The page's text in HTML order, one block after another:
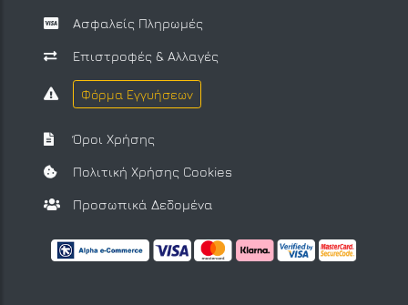
Ασφαλείς Πληρωμές
Επιστροφές & Αλλαγές
Φόρμα Εγγυήσεων
Όροι Χρήσης
Πολιτική Χρήσης Cookies
Προσωπικά Δεδομένα